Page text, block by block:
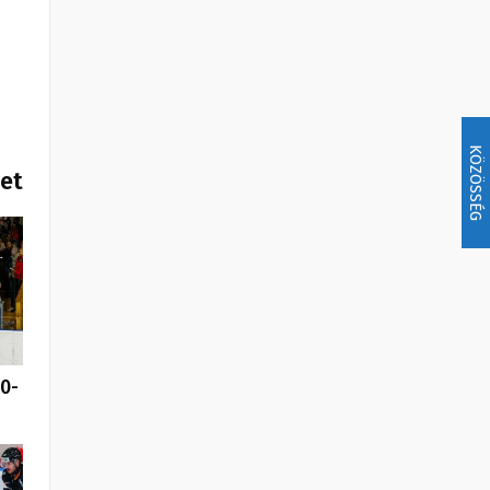
KÖZÖSSÉG